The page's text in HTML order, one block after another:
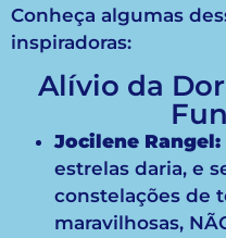
Conheça algumas
inspiradoras:
Alívio da
Jocilene Rangel:
estrelas daria, e
constelações de
maravilhosas,